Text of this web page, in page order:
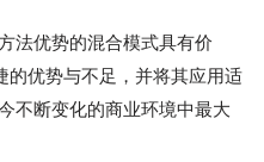
法优势的混合模式具有价
的优势与不足，并将其应用适
不断变化的商业环境中最大